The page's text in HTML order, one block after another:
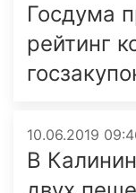
Госдума
рейтинг
10.06.2019
В